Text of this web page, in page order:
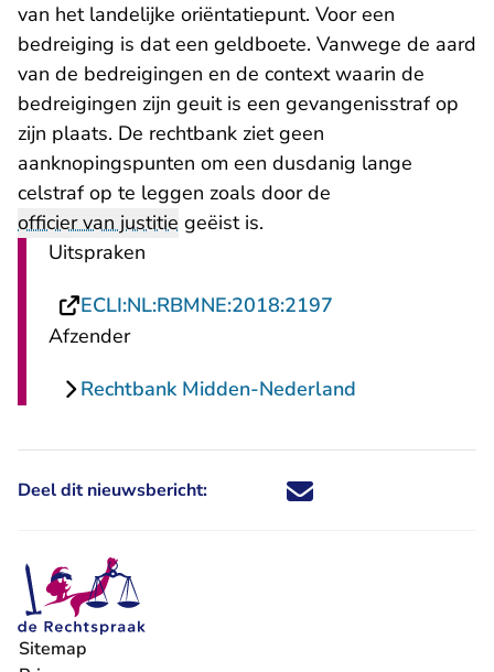
van het landelijke oriëntatiepunt. Voor een
bedreiging is dat een geldboete. Vanwege de aard
van de bedreigingen en de context waarin de
bedreigingen zijn geuit is een gevangenisstraf op
zijn plaats. De rechtbank ziet geen
aanknopingspunten om een dusdanig lange
celstraf op te leggen zoals door de
officier van justitie geëist is.
Uitspraken
ECLI:NL:RBMNE:2018:2197
Afzender
Rechtbank Midden-Nederland
Deel dit nieuwsbericht: Deel dit nieuwsbericht via X -
Deel dit nieuwsbericht via
Deel dit nieuwsbericht
Deel dit
Sitemap